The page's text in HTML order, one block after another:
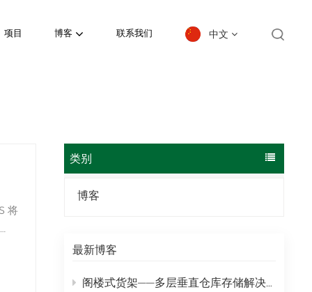
项目 博客 联系我们 中文
العربية
类别
博客
最新博客
阁楼式货架——多层垂直仓库存储解决方案